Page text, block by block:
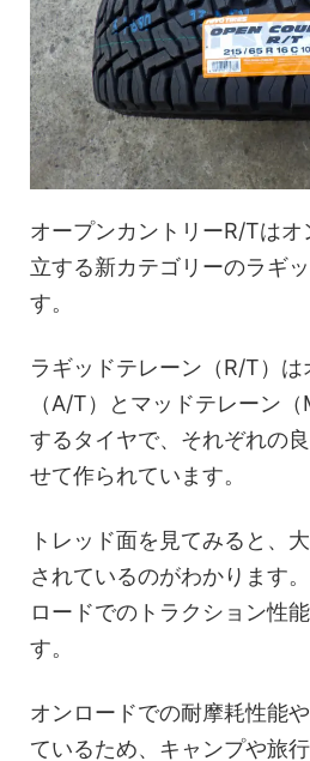
オープンカントリーR/Tは
立する新カテゴリーのラギ
す。
ラギッドテレーン（R/T）
（A/T）とマッドテレーン
するタイヤで、それぞれの
せて作られています。
トレッド面を見てみると、
されているのがわかります
ロードでのトラクション性
す。
オンロードでの耐摩耗性能
ているため、キャンプや旅